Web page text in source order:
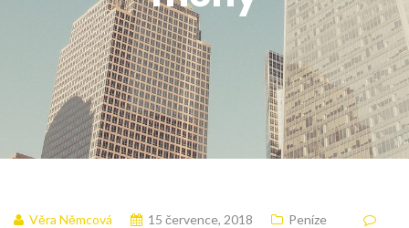
Věra Němcová 15 července, 2018
Peníze